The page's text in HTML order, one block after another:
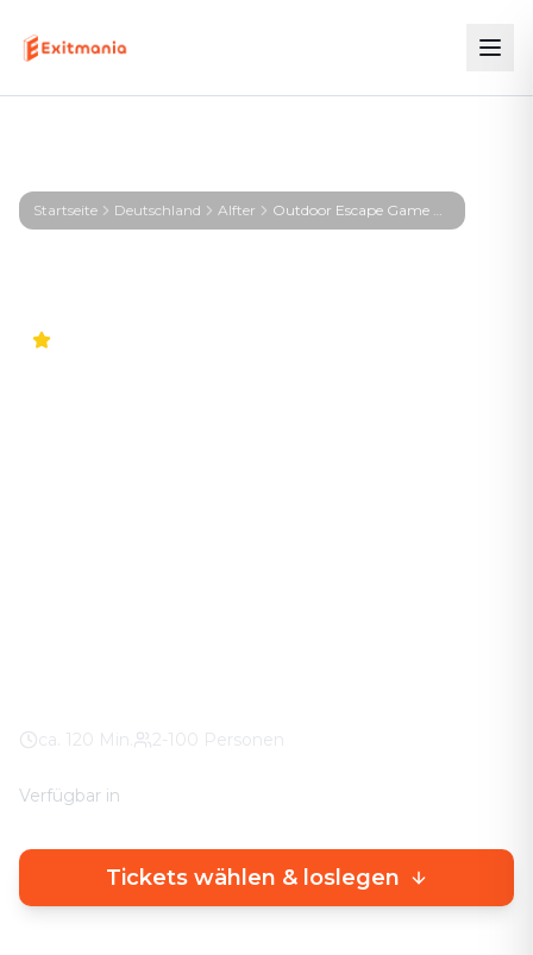
Startseite Deutschland Alfter⁠ Outdoor Escape Game Alfter⁠ – KIRA – Signal aus der Tiefe
ca. 120 Min. 2-100 Personen
Verfügbar in
Tickets wählen & loslegen